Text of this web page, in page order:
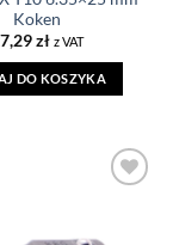
Koken
zł z VAT
DO KOSZYKA